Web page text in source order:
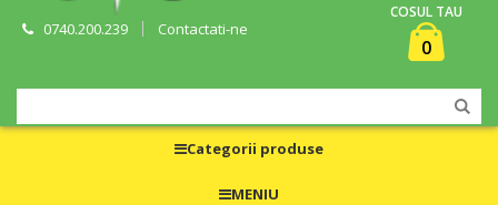
0740.200.239 Contactati-ne
COSUL TAU
0
Categorii produse
MENIU